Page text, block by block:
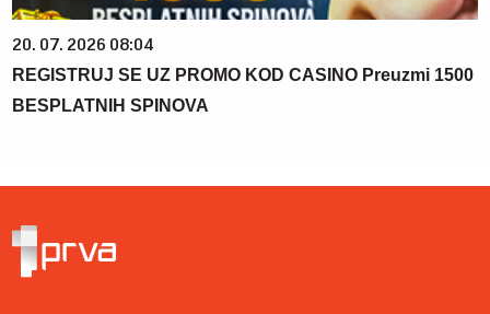
20. 07. 2026 08:04
REGISTRUJ SE UZ PROMO KOD CASINO Preuzmi 1500
BESPLATNIH SPINOVA